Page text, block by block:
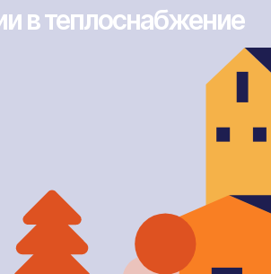
в теплоснабжение